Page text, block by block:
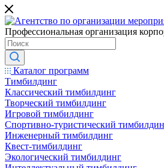
Профессиональная организация
Каталог программ
Тимбилдинг
Классический тимбилдинг
Творческий тимбилдинг
Игровой тимбилдинг
Спортивно-туристический
Инженерный тимбилдинг
Квест-тимбилдинг
Экологический тимбилдинг